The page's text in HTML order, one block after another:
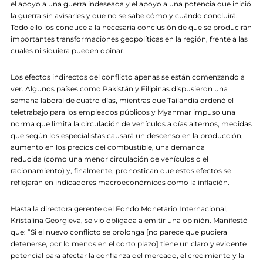
el apoyo a una guerra indeseada y el apoyo a una potencia que inició
la guerra sin avisarles y que no se sabe cómo y cuándo concluirá.
Todo ello los conduce a la necesaria conclusión de que se producirán
importantes transformaciones geopolíticas en la región, frente a las
cuales ni siquiera pueden opinar.
Los efectos indirectos del conflicto apenas se están comenzando a
ver. Algunos países como Pakistán y Filipinas dispusieron una
semana laboral de cuatro días, mientras que Tailandia ordenó el
teletrabajo para los empleados públicos y Myanmar impuso una
norma que limita la circulación de vehículos a días alternos, medidas
que según los especialistas causará un descenso en la producción,
aumento en los precios del combustible, una demanda
reducida (como una menor circulación de vehículos o el
racionamiento) y, finalmente, pronostican que estos efectos se
reflejarán en indicadores macroeconómicos como la inflación.
Hasta la directora gerente del Fondo Monetario Internacional,
Kristalina Georgieva, se vio obligada a emitir una opinión. Manifestó
que: “Si el nuevo conflicto se prolonga [no parece que pudiera
detenerse, por lo menos en el corto plazo] tiene un claro y evidente
potencial para afectar la confianza del mercado, el crecimiento y la